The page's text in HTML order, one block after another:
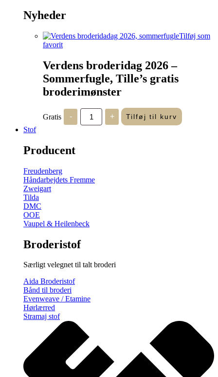
Nyheder
Tilføj som
favorit
Verdens broderidag 2026 –
Sommerfugle, Tille’s gratis
broderimønster
Gratis -
Verdens
broderidag
2026
+ Tilføj til kurv
Stof
Producent
Freudenberg
Håndarbejdets Fremme
Zweigart
Tilda
DMC
OOE
Vaupel & Heilenbeck
Broderistof
Særligt velegnet til talt broderi
Aida Broderistof
Bånd til broderi
Evenweave / Etamine
Hørlærred
Stramaj stof